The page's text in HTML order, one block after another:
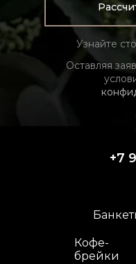
Узнайте
+7
Кофе-
брейки
Оставляя